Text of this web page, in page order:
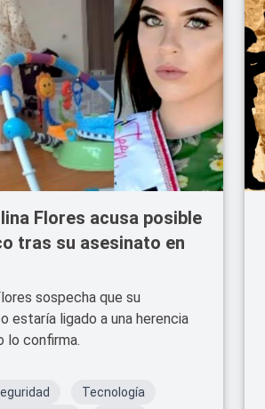
Flores acusa posible
tras su asesinato en
sospecha que su
estaría ligado a una herencia
lo confirma.
Tecnología